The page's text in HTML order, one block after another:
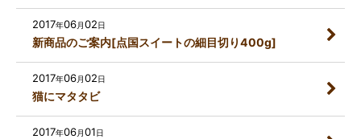
2017年06月02日
新商品のご案内[点国スイートの細目切り400g]
2017年06月02日
猫にマタタビ
2017年06月01日